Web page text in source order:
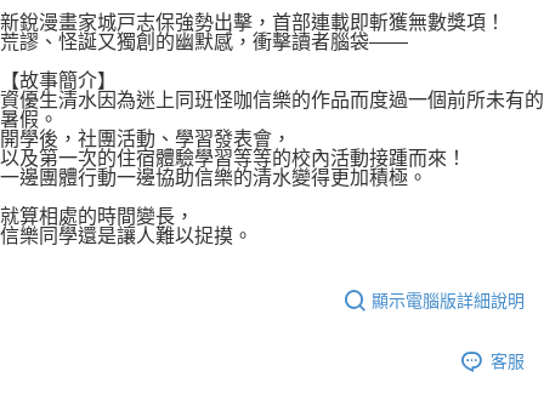
新銳漫畫家城戸志保強勢出擊，首部連載即斬獲無數獎項！
荒謬、怪誕又獨創的幽默感，衝擊讀者腦袋——
【故事簡介】
資優生清水因為迷上同班怪咖信樂的作品而度過一個前所未有的
暑假。
開學後，社團活動、學習發表會，
以及第一次的住宿體驗學習等等的校內活動接踵而來！
一邊團體行動一邊協助信樂的清水變得更加積極。
就算相處的時間變長，
信樂同學還是讓人難以捉摸。
顯示電腦版詳細說明
客服